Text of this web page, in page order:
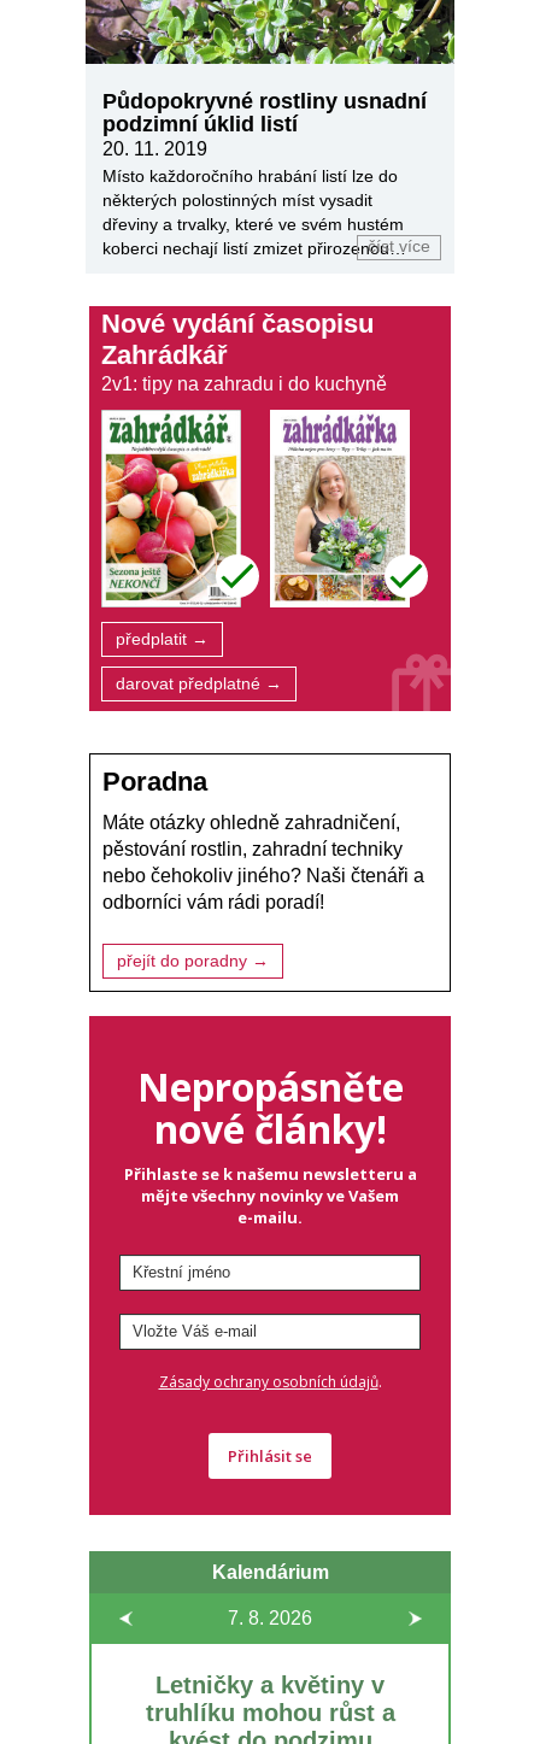
Půdopokryvné rostliny usnadní
podzimní úklid listí
20. 11. 2019
Místo každoročního hrabání listí lze do
některých polostinných míst vysadit
dřeviny a trvalky, které ve svém hustém
koberci nechají listí zmizet přirozenoučíst více
Nové vydání časopisu
Zahrádkář
2v1: tipy na zahradu i do kuchyně
předplatit →
darovat předplatné →
Poradna
Máte otázky ohledně zahradničení,
pěstování rostlin, zahradní techniky
nebo čehokoliv jiného? Naši čtenáři a
odborníci vám rádi poradí!
přejít do poradny →
Nepropásněte
nové články!
Přihlaste se k našemu newsletteru a
mějte všechny novinky ve Vašem
e-mailu.
Zásady ochrany osobních údajů.
Přihlásit se
Kalendárium
7. 8. 2026
Letničky a květiny v
truhlíku mohou růst a